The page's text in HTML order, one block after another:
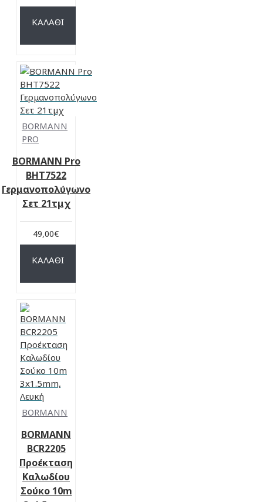
ΚΑΛΆΘΙ
BORMANN
PRO
BORMANN Pro
BHT7522
Γερμανοπολύγωνο
Σετ 21τμχ
49,00€
ΚΑΛΆΘΙ
BORMANN
ΒΟRMANN
BCR2205
Προέκταση
Καλωδίου
Σούκο 10m